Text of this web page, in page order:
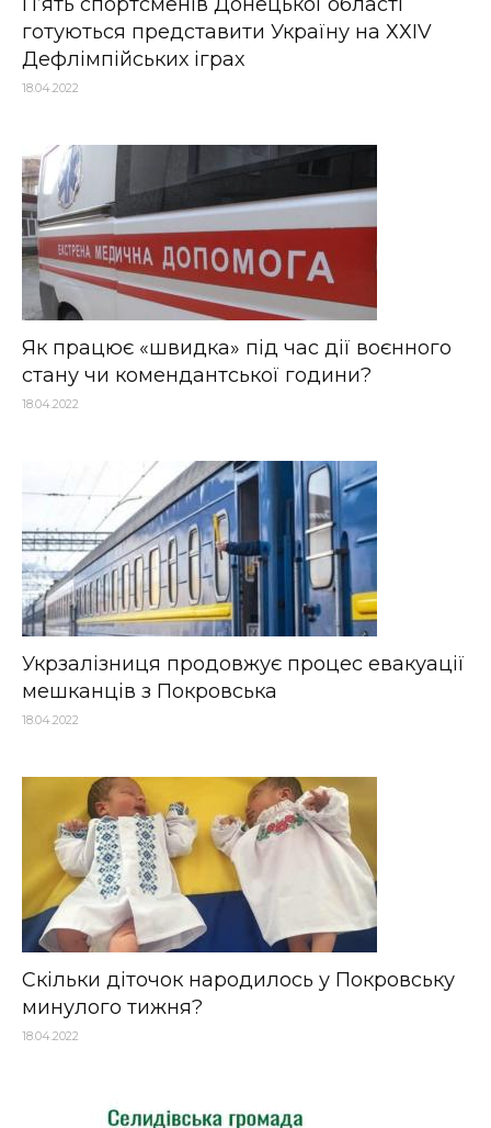
готуються представити Україну на ХХІV
Дефлімпійських іграх
18.04.2022
Як працює «швидка» під час дії воєнного
стану чи комендантської години?
18.04.2022
Укрзалізниця продовжує процес евакуації
мешканців з Покровська
18.04.2022
Скільки діточок народилось у Покровську
минулого тижня?
18.04.2022